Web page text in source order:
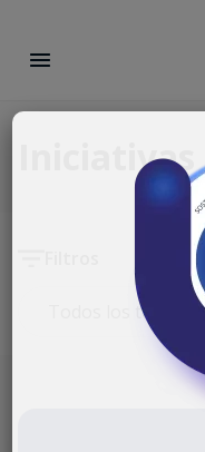
Iniciativas